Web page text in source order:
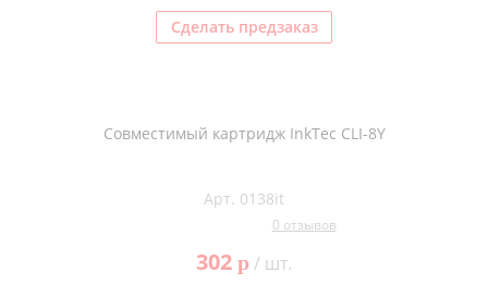
Сделать предзаказ
Совместимый картридж InkTec CLI-8Y
Арт. 0138it
0 отзывов
302 p/ шт.